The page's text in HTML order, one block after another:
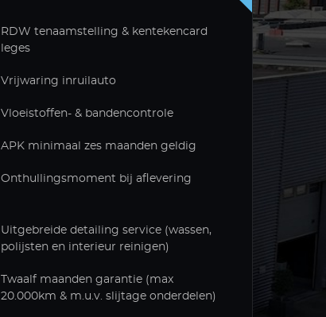
RDW tenaamstelling & kentekencard
leges
Vrijwaring inruilauto
Vloeistoffen- & bandencontrole
APK minimaal zes maanden geldig
Onthullingsmoment bij aflevering
Uitgebreide detailing service (wassen,
polijsten en interieur reinigen)
Twaalf maanden garantie (max
20.000km & m.u.v. slijtage onderdelen)